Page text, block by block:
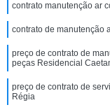
contrato manutenção ar
contrato de manutenção
preço de contrato de
peças Residencial
preço de contrato de
Régia